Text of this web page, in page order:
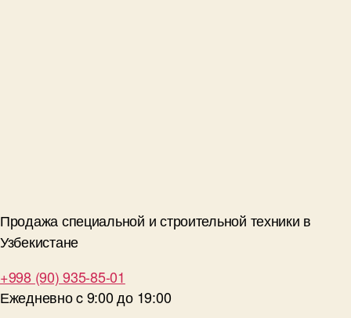
Продажа специальной и строительной техники в
Узбекистане
+998 (90) 935-85-01
Ежедневно c 9:00 до 19:00